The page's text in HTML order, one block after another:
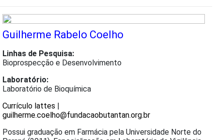
Guilherme Rabelo Coelho
Linhas de Pesquisa:
Bioprospecção e Desenvolvimento
Laboratório:
Laboratório de Bioquímica
Currículo lattes |
guilherme.coelho@fundacaobutantan.org.br
Possui graduação em Farmácia pela Universidade Norte do